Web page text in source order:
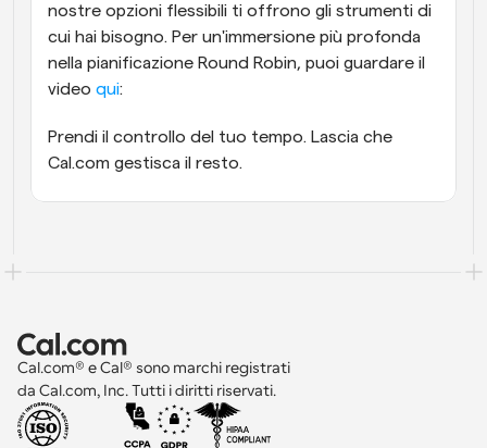
nostre opzioni flessibili ti offrono gli strumenti di
cui hai bisogno. Per un'immersione più profonda
nella pianificazione Round Robin, puoi guardare il
video qui:
Prendi il controllo del tuo tempo. Lascia che
Cal.com gestisca il resto.
Cal.com® e Cal® sono marchi registrati
da Cal.com, Inc. Tutti i diritti riservati.